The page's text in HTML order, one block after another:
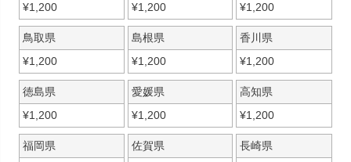
¥1,200
¥1,200
¥1,200
鳥取県
¥1,200
島根県
¥1,200
香川県
¥1,200
徳島県
¥1,200
愛媛県
¥1,200
高知県
¥1,200
福岡県
佐賀県
長崎県